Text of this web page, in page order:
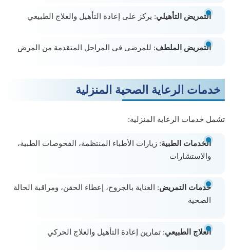
التمريض التأهيلي: يركز على إعادة التأهيل والعلاج الطبيعي
التمريض الملطف: للمرضى في المراحل المتقدمة من المرض
خدمات الرعاية الصحية المنزلية
تشمل خدمات الرعاية المنزلية:
الخدمات الطبية: زيارات الأطباء المنتظمة، الفحوصات الطبية،
والاستشارات
خدمات التمريض: العناية بالجروح، إعطاء الحقن، ومراقبة الحالة
الصحية
العلاج الطبيعي: تمارين إعادة التأهيل والعلاج الحركي